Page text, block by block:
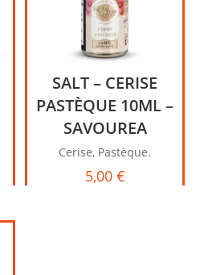
SALT – CERISE
PASTÈQUE 10ML –
SAVOUREA
Cerise, Pastèque.
5,00 €